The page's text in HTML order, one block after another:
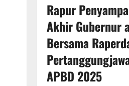
Rapur
Akhir Gubernur
Bersama
APBD 2025